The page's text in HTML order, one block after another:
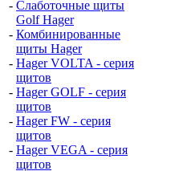
- Слаботочные щиты
Golf Hager
- Комбинированные
щиты Hager
- Hager VOLTA - серия
щитов
- Hager GOLF - серия
щитов
- Hager FW - серия
щитов
- Hager VEGA - серия
щитов